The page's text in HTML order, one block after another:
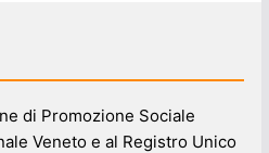
di Promozione Sociale
Veneto e al Registro Unico